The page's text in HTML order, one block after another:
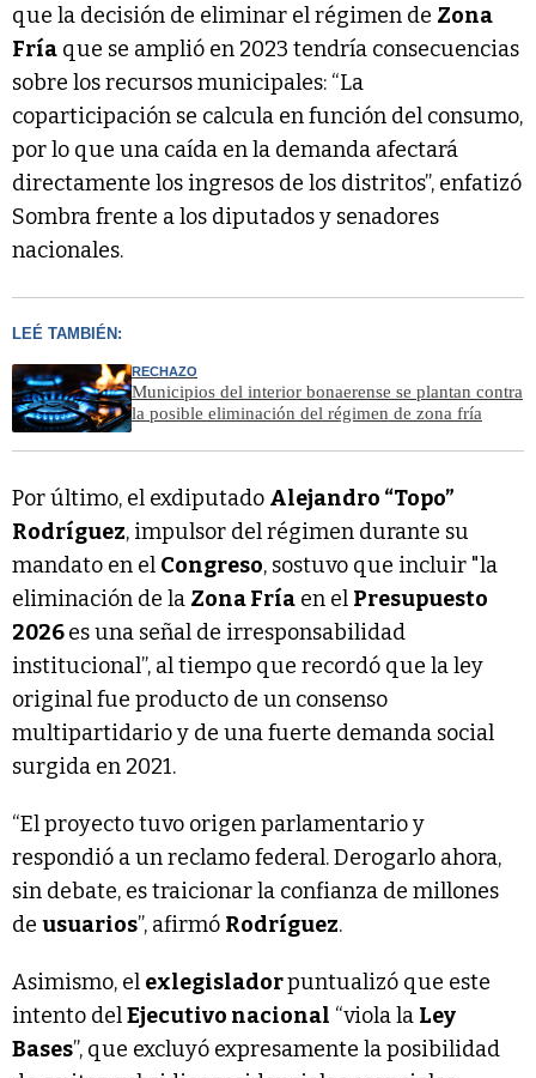
que la decisión de eliminar el régimen de Zona
Fría que se amplió en 2023 tendría consecuencias
sobre los recursos municipales: “La
coparticipación se calcula en función del consumo,
por lo que una caída en la demanda afectará
directamente los ingresos de los distritos”, enfatizó
Sombra frente a los diputados y senadores
nacionales.
LEÉ TAMBIÉN:
RECHAZO
Municipios del interior bonaerense se plantan contra
la posible eliminación del régimen de zona fría
Por último, el exdiputado Alejandro “Topo”
Rodríguez, impulsor del régimen durante su
mandato en el Congreso, sostuvo que incluir "la
eliminación de la Zona Fría en el Presupuesto
2026es una señal de irresponsabilidad
institucional”, al tiempo que recordó que la ley
original fue producto de un consenso
multipartidario y de una fuerte demanda social
surgida en 2021.
“El proyecto tuvo origen parlamentario y
respondió a un reclamo federal. Derogarlo ahora,
sin debate, es traicionar la confianza de millones
de usuarios”, afirmó Rodríguez.
Asimismo, el exlegisladorpuntualizó que este
intento delEjecutivo nacional “viola la Ley
Bases”, que excluyó expresamente la posibilidad